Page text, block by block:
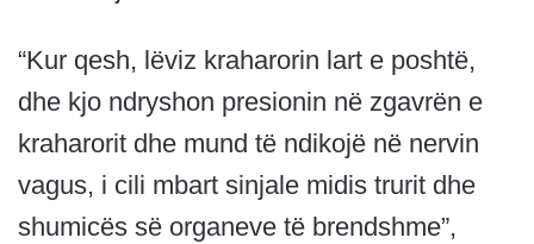
“Kur qesh, lëviz kraharorin lart e poshtë,
dhe kjo ndryshon presionin në zgavrën e
kraharorit dhe mund të ndikojë në nervin
vagus, i cili mbart sinjale midis trurit dhe
shumicës së organeve të brendshme”,